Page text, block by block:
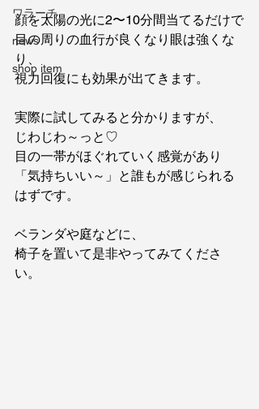
ワラーチ
news
shop item
顔を太陽の光に2〜10分間当てるだけで
目の周りの血行が良くなり眼は強くな
り、
視力回復にも効果が出てきます。
実際に試してみると分かりますが、
じわじわ～っと♡
目の一帯がほぐれていく感覚があり
「気持ちいい～」と誰もが感じられる
はずです。
ベランダや庭などに、
椅子を置いて是非やってみてくださ
い。